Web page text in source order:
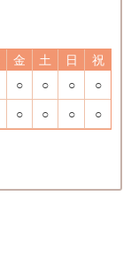
金 土 日
祝
○ ○ ○ ○
○ ○ ○ ○